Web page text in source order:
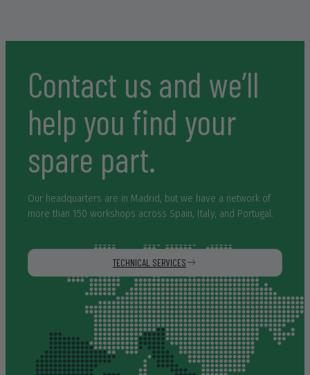
muy fuerte para Lorena y Daniel.
Contact us and we’ll
help you find your
spare part.
Our headquarters are in Madrid, but we have a network of
more than 150 workshops across Spain, Italy, and Portugal.
TECHNICAL SERVICES